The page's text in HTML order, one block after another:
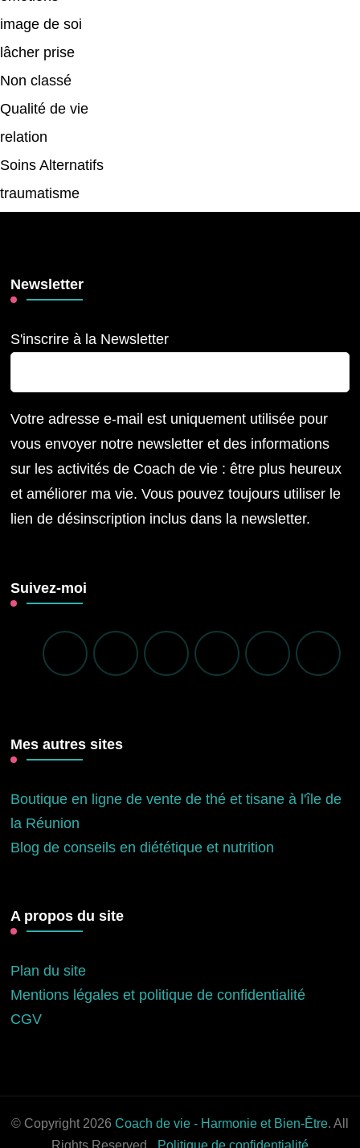
image de soi
lâcher prise
Non classé
Qualité de vie
relation
Soins Alternatifs
traumatisme
Newsletter
S'inscrire à la Newsletter
Votre adresse e-mail est uniquement utilisée pour
vous envoyer notre newsletter et des informations
sur les activités de Coach de vie : être plus heureux
et améliorer ma vie. Vous pouvez toujours utiliser le
lien de désinscription inclus dans la newsletter.
Suivez-moi
Mes autres sites
Boutique en ligne de vente de thé et tisane à l'île de
la Réunion
Blog de conseils en diététique et nutrition
A propos du site
Plan du site
Mentions légales et politique de confidentialité
CGV
© Copyright 2026 Coach de vie - Harmonie et Bien-Être. All
Rights Reserved.
Politique de confidentialité